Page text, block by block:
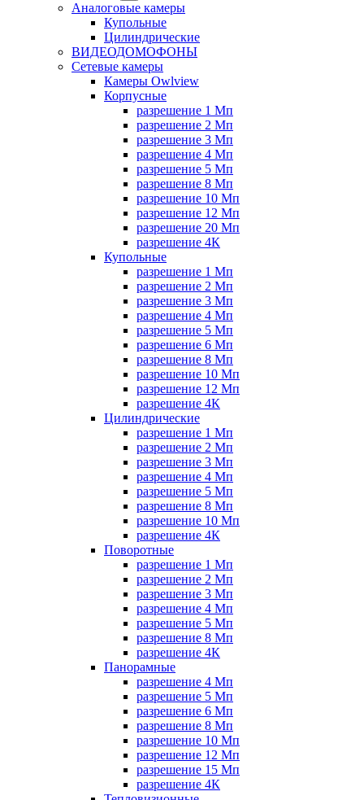
Аналоговые камеры
Купольные
Цилиндрические
ВИДЕОДОМОФОНЫ
Сетевые камеры
Камеры Owlview
Корпусные
разрешение 1 Мп
разрешение 2 Мп
разрешение 3 Мп
разрешение 4 Мп
разрешение 5 Мп
разрешение 8 Мп
разрешение 10 Мп
разрешение 12 Мп
разрешение 20 Мп
разрешение 4К
Купольные
разрешение 1 Мп
разрешение 2 Мп
разрешение 3 Мп
разрешение 4 Мп
разрешение 5 Мп
разрешение 6 Мп
разрешение 8 Мп
разрешение 10 Мп
разрешение 12 Мп
разрешение 4К
Цилиндрические
разрешение 1 Мп
разрешение 2 Мп
разрешение 3 Мп
разрешение 4 Мп
разрешение 5 Мп
разрешение 8 Мп
разрешение 10 Мп
разрешение 4К
Поворотные
разрешение 1 Мп
разрешение 2 Мп
разрешение 3 Мп
разрешение 4 Мп
разрешение 5 Мп
разрешение 8 Мп
разрешение 4К
Панорамные
разрешение 4 Мп
разрешение 5 Мп
разрешение 6 Мп
разрешение 8 Мп
разрешение 10 Мп
разрешение 12 Мп
разрешение 15 Мп
разрешение 4К